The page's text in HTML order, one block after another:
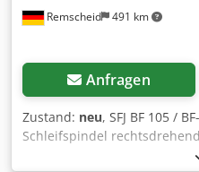
Remscheid 491 km
Anfragen
Zustand: neu, SFJ BF 105 /
Schleifspindel
Flansch Ø 98 mm, Kegel Ø